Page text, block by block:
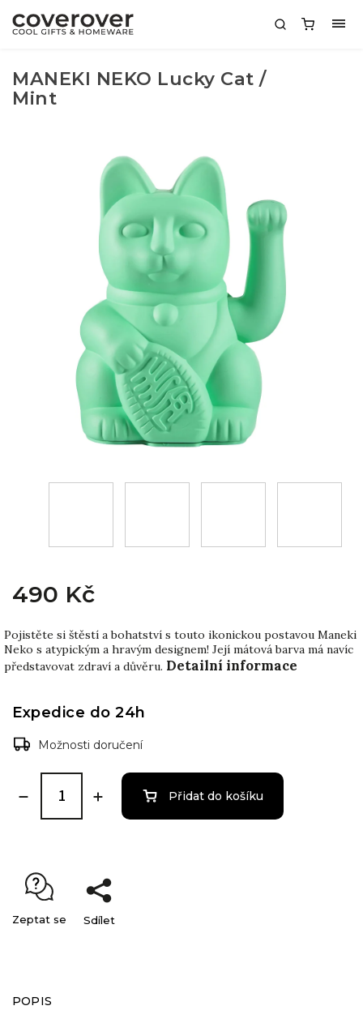
MANEKI NEKO Lucky Cat /
Mint
490 Kč
Pojistěte si štěstí a bohatství s touto ikonickou postavou Maneki
Neko s atypickým a hravým designem! Její mátová barva má navíc
představovat zdraví a důvěru. Detailní informace
Expedice do 24h
Možnosti doručení
Přidat do košíku
Zeptat se Sdílet
POPIS